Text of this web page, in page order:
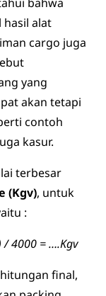
hasil alat
cargo juga
yang
akan tetapi
contoh
kasur.
terbesar
(Kgv), untuk
:
/ 4000 = ….Kgv
final,